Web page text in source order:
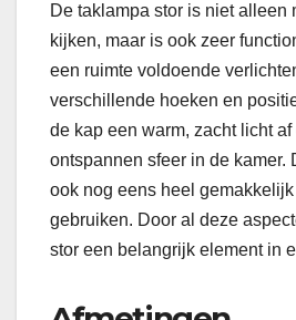
De taklampa stor is niet alleen
kijken, maar is ook zeer
een ruimte voldoende
verschillende hoeken en
de kap een warm, zacht licht
ontspannen sfeer in de kamer.
ook nog eens heel
gebruiken. Door al deze
stor een belangrijk element in